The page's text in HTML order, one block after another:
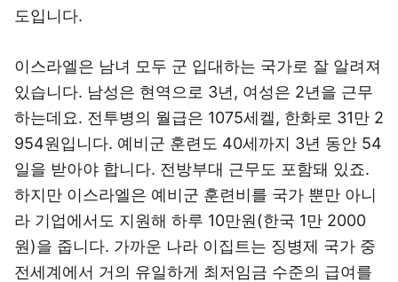
도입니다.
이스라엘은 남녀 모두 군 입대하는 국가로 잘 알려져
있습니다. 남성은 현역으로 3년, 여성은 2년을 근무
하는데요. 전투병의 월급은 1075세켈, 한화로 31만 2
954원입니다. 예비군 훈련도 40세까지 3년 동안 54
일을 받아야 합니다. 전방부대 근무도 포함돼 있죠.
하지만 이스라엘은 예비군 훈련비를 국가 뿐만 아니
라 기업에서도 지원해 하루 10만원(한국 1만 2000
원)을 줍니다. 가까운 나라 이집트는 징병제 국가 중
전세계에서 거의 유일하게 최저임금 수준의 급여를